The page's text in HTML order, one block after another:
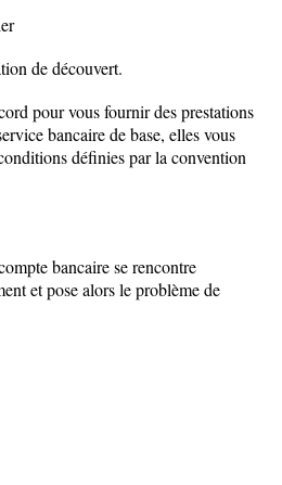
de découvert.
pour vous fournir des prestations
bancaire de base, elles vous
définies par la convention
bancaire se rencontre
et pose alors le problème de